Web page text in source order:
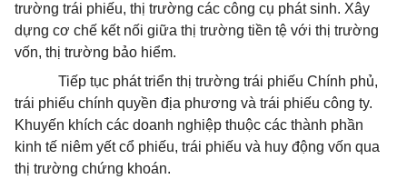
trường trái phiếu, thị trường các công cụ phát sinh. Xây
dựng cơ chế kết nối giữa thị trường tiền tệ với thị trường
vốn, thị trường bảo hiểm.
Tiếp tục phát triển thị trường trái phiếu Chính phủ,
trái phiếu chính quyền địa phương và trái phiếu công ty.
Khuyến khích các doanh nghiệp thuộc các thành phần
kinh tế niêm yết cổ phiếu, trái phiếu và huy động vốn qua
thị trường chứng khoán.